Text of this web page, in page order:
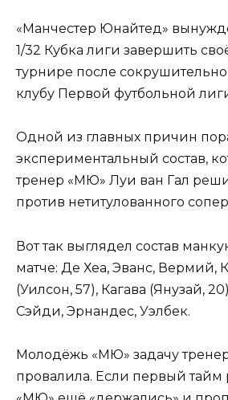
«Манчестер Юнайтед»
1/32 Кубка лиги завершить
турнире после
клубу Первой футбольной
Одной из главных причин
экспериментальный состав,
тренер «МЮ» Луи ван Гал
против нетитулованного
Вот так выглядел состав
матче: Де Хеа, Эванс, Вермий,
(Уилсон, 57), Кагава (Янузай,
Сэйди, Эрнандес, Уэлбек.
Молодёжь «МЮ» задачу
провалила. Если первый тайм